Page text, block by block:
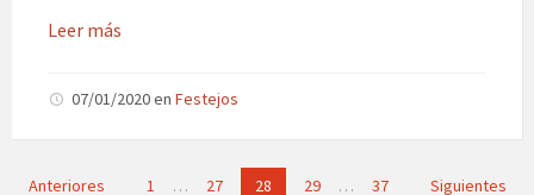
Leer más
07/01/2020en Festejos
Paginación
Anteriores 1 … 27 28 29 … 37 Siguientes